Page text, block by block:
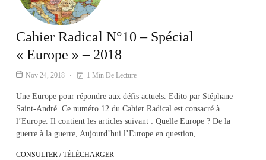
Cahier Radical N°10 – Spécial
« Europe » – 2018
Nov 24, 2018 1 Min De Lecture
Une Europe pour répondre aux défis actuels. Edito par Stéphane
Saint-André. Ce numéro 12 du Cahier Radical est consacré à
l’Europe. Il contient les articles suivant : Quelle Europe ? De la
guerre à la guerre, Aujourd’hui l’Europe en question,…
CONSULTER / TÉLÉCHARGER